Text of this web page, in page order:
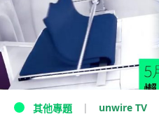
其他專題 unwire TV